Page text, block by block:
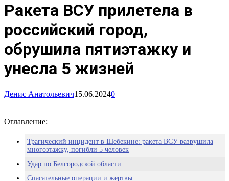
Ракета ВСУ прилетела в
российский город,
обрушила пятиэтажку и
унесла 5 жизней
Денис Анатольевич15.06.20240
Оглавление:
Трагический инцидент в Шебекине: ракета ВСУ разрушила
многоэтажку, погибли 5 человек
Удар по Белгородской области
Спасательные операции и жертвы